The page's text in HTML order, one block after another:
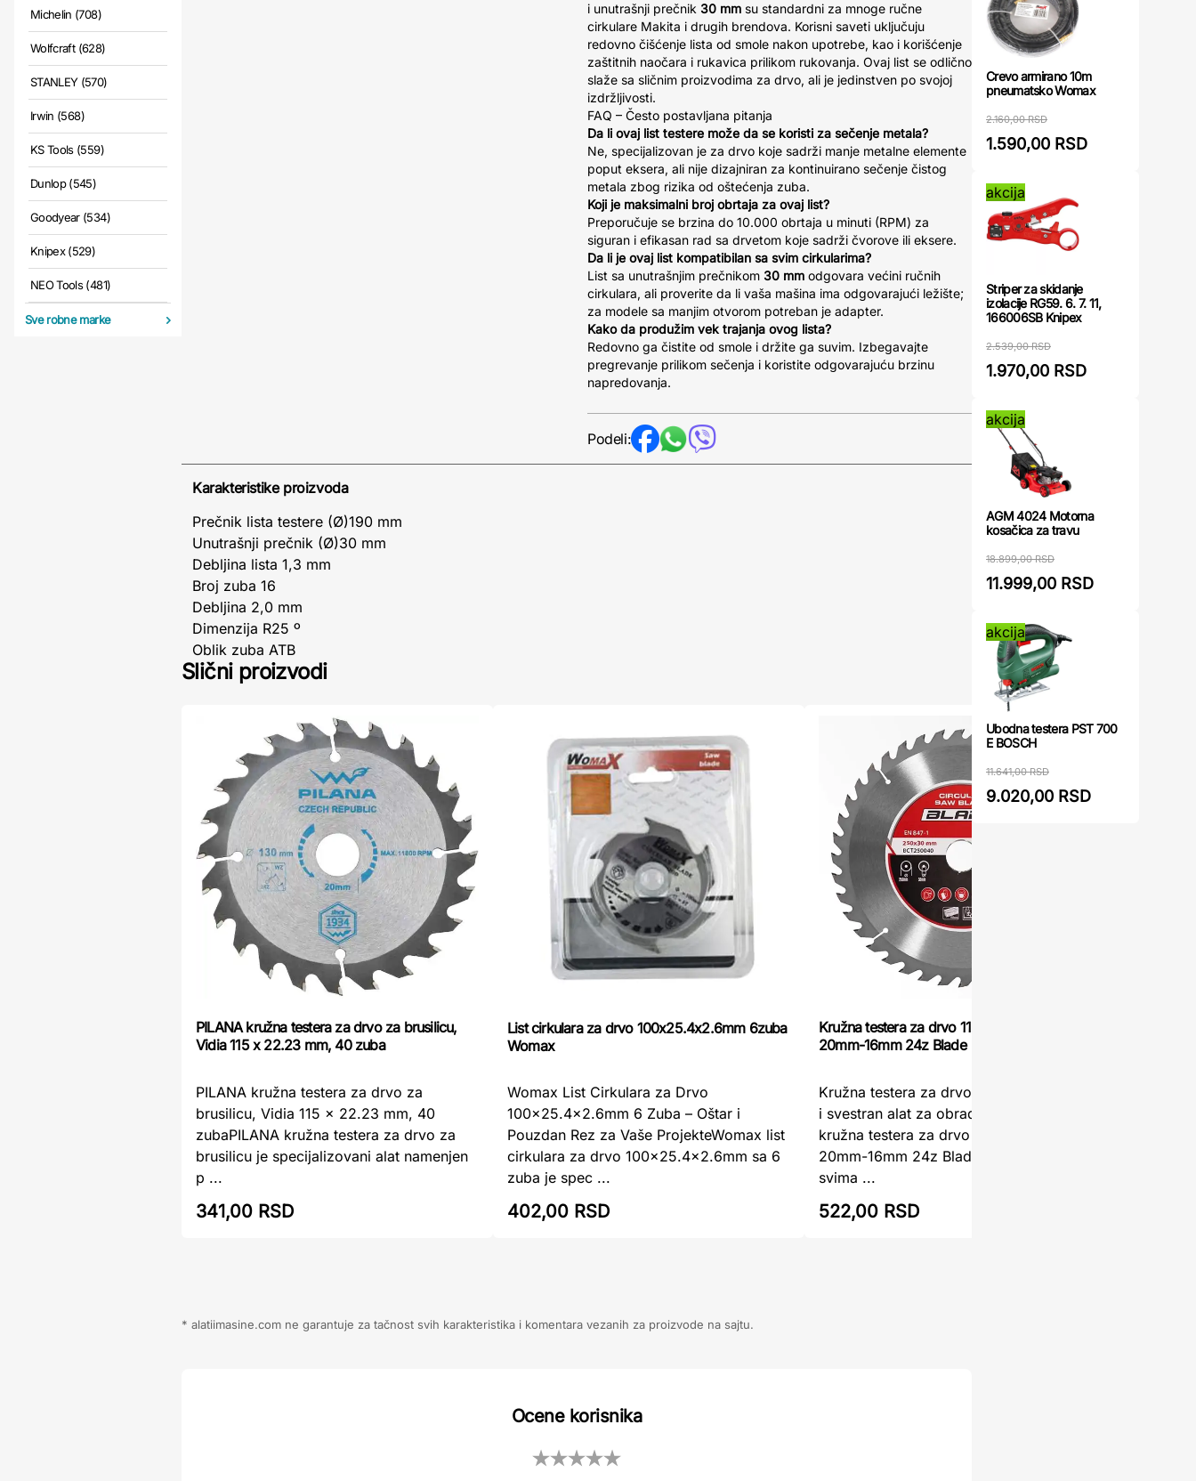
Michelin (708)
Wolfcraft (628)
STANLEY (570)
Irwin (568)
KS Tools (559)
Dunlop (545)
Goodyear (534)
Knipex (529)
NEO Tools (481)
Sve robne marke
i unutrašnji prečnik 30 mm su standardni za mnoge ručne
cirkulare Makita i drugih brendova. Korisni saveti uključuju
redovno čišćenje lista od smole nakon upotrebe, kao i korišćenje
zaštitnih naočara i rukavica prilikom rukovanja. Ovaj list se odlično
slaže sa sličnim proizvodima za drvo, ali je jedinstven po svojoj
izdržljivosti.
FAQ – Često postavljana pitanja
Da li ovaj list testere može da se koristi za sečenje metala?
Ne, specijalizovan je za drvo koje sadrži manje metalne elemente
poput eksera, ali nije dizajniran za kontinuirano sečenje čistog
metala zbog rizika od oštećenja zuba.
Koji je maksimalni broj obrtaja za ovaj list?
Preporučuje se brzina do 10.000 obrtaja u minuti (RPM) za
siguran i efikasan rad sa drvetom koje sadrži čvorove ili eksere.
Da li je ovaj list kompatibilan sa svim cirkularima?
List sa unutrašnjim prečnikom 30 mm odgovara većini ručnih
cirkulara, ali proverite da li vaša mašina ima odgovarajući ležište;
za modele sa manjim otvorom potreban je adapter.
Kako da produžim vek trajanja ovog lista?
Redovno ga čistite od smole i držite ga suvim. Izbegavajte
pregrevanje prilikom sečenja i koristite odgovarajuću brzinu
napredovanja.
Podeli:
Karakteristike proizvoda
Prečnik lista testere (Ø)190 mm
Unutrašnji prečnik (Ø)30 mm
Debljina lista 1,3 mm
Broj zuba 16
Debljina 2,0 mm
Dimenzija R25 º
Oblik zuba ATB
Slični proizvodi
PILANA kružna testera za drvo za brusilicu,
Vidia 115 x 22.23 mm, 40 zuba
PILANA kružna testera za drvo za
brusilicu, Vidia 115 x 22.23 mm, 40
zubaPILANA kružna testera za drvo za
brusilicu je specijalizovani alat namenjen
p ...
341,00 RSD
List cirkulara za drvo 100x25.4x2.6mm 6zuba
Womax
Womax List Cirkulara za Drvo
100x25.4x2.6mm 6 Zuba – Oštar i
Pouzdan Rez za Vaše ProjekteWomax list
cirkulara za drvo 100x25.4x2.6mm sa 6
zuba je spec ...
402,00 RSD
Kružna testera za drvo 115mm/22,2mm-
20mm-16mm 24z Blade
Kružna testera za drvo 115mm – precizan
i svestran alat za obradu drvetaOva
kružna testera za drvo 115mm/22,2mm-
20mm-16mm 24z Blade namenjena je
svima ...
522,00 RSD
* alatiimasine.com ne garantuje za tačnost svih karakteristika i komentara vezanih za proizvode na sajtu.
Ocene korisnika
Crevo armirano 10m
pneumatsko Womax
2.160,00 RSD
1.590,00 RSD
akcija
Striper za skidanje
izolacije RG59. 6. 7. 11,
166006SB Knipex
2.539,00 RSD
1.970,00 RSD
akcija
AGM 4024 Motorna
kosačica za travu
18.899,00 RSD
11.999,00 RSD
akcija
Ubodna testera PST 700
E BOSCH
11.641,00 RSD
9.020,00 RSD